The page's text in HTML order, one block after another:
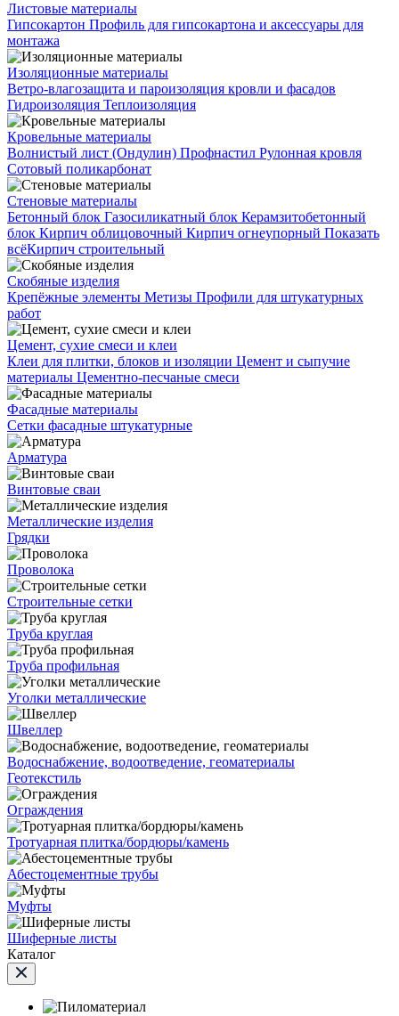
Листовые материалы
Гипсокартон Профиль для гипсокартона и аксессуары для
монтажа
Изоляционные материалы
Ветро-влагозащита и пароизоляция кровли и фасадов
Гидроизоляция Теплоизоляция
Кровельные материалы
Волнистый лист (Ондулин) Профнастил Рулонная кровля
Сотовый поликарбонат
Стеновые материалы
Бетонный блок Газосиликатный блок Керамзитобетонный
блок Кирпич облицовочный Кирпич огнеупорный Показать
всёКирпич строительный
Скобяные изделия
Крепёжные элементы Метизы Профили для штукатурных
работ
Цемент, сухие смеси и клеи
Клеи для плитки, блоков и изоляции Цемент и сыпучие
материалы Цементно-песчаные смеси
Фасадные материалы
Сетки фасадные штукатурные
Арматура
Винтовые сваи
Металлические изделия
Грядки
Проволока
Строительные сетки
Труба круглая
Труба профильная
Уголки металлические
Швеллер
Водоснабжение, водоотведение, геоматериалы
Геотекстиль
Ограждения
Тротуарная плитка/бордюры/камень
Абестоцементные трубы
Муфты
Шиферные листы
Каталог